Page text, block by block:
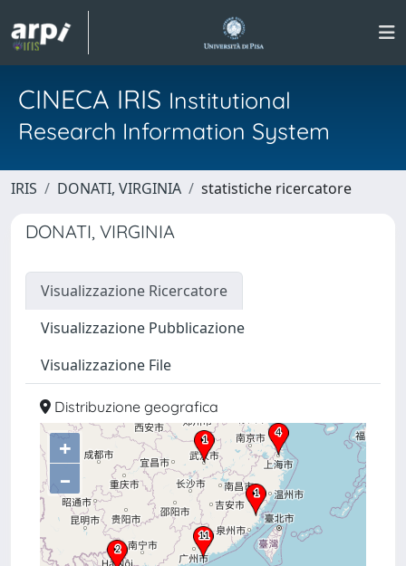
CINECA IRIS Institutional
Research Information System
IRIS DONATI, VIRGINIA statistiche ricercatore
DONATI, VIRGINIA
Visualizzazione Ricercatore
Visualizzazione Pubblicazione
Visualizzazione File
Distribuzione geografica
+
–